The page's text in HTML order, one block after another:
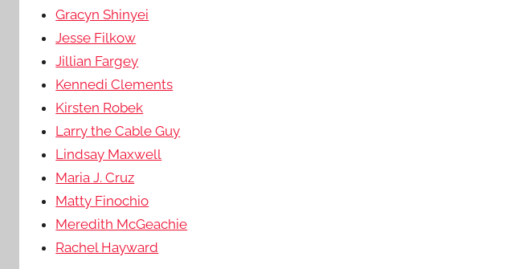
Gracyn Shinyei
Jesse Filkow
Jillian Fargey
Kennedi Clements
Kirsten Robek
Larry the Cable Guy
Lindsay Maxwell
Maria J. Cruz
Matty Finochio
Meredith McGeachie
Rachel Hayward